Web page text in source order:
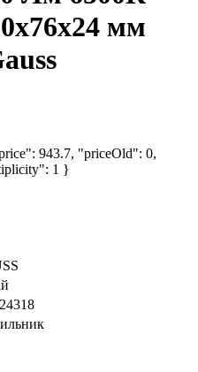
мм
943.7, "priceOld": 0,
1 }